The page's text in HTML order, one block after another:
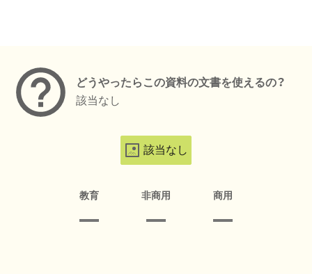
どうやったらこの資料の文書を使えるの？
該当なし
該当なし
教育 非商用 商用